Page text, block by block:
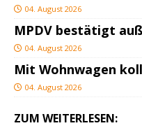
04. August 2026
MPDV bestätigt
04. August 2026
Mit Wohnwagen
04. August 2026
ZUM WEITERLESEN: